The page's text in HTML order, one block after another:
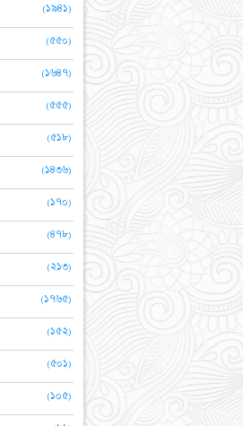
(১৯৪১)
(৫৫০)
(১৬৪৭)
(৫৫৫)
(৫১৮)
(১৪৩৬)
(১৭০)
(৪৭৮)
(২১৩)
(১৭৬৫)
(১৫২)
(৫০১)
(১০৫)